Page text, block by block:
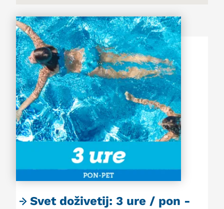
Svet doživetij: 3 ure / pon -